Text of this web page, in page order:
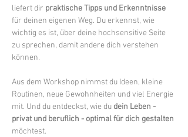
liefert dir praktische Tipps und Erkenntnisse
für deinen eigenen Weg. Du erkennst, wie
wichtig es ist, über deine hochsensitive Seite
zu sprechen, damit andere dich verstehen
können.
Aus dem Workshop nimmst du Ideen, kleine
Routinen, neue Gewohnheiten und viel Energie
mit. Und du entdeckst, wie du dein Leben -
privat und beruflich - optimal für dich gestalten
möchtest.​